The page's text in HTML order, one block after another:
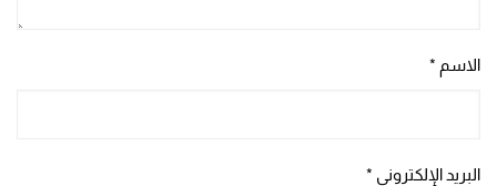
الاسم *
البريد الإلكتروني *